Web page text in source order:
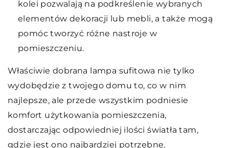
kolei pozwalają na podkreślenie wybranych
elementów dekoracji lub mebli, a także mogą
pomóc tworzyć różne nastroje w
pomieszczeniu.
Właściwie dobrana lampa sufitowa nie tylko
wydobędzie z twojego domu to, co w nim
najlepsze, ale przede wszystkim podniesie
komfort użytkowania pomieszczenia,
dostarczając odpowiedniej ilości światła tam,
gdzie jest ono najbardziej potrzebne.